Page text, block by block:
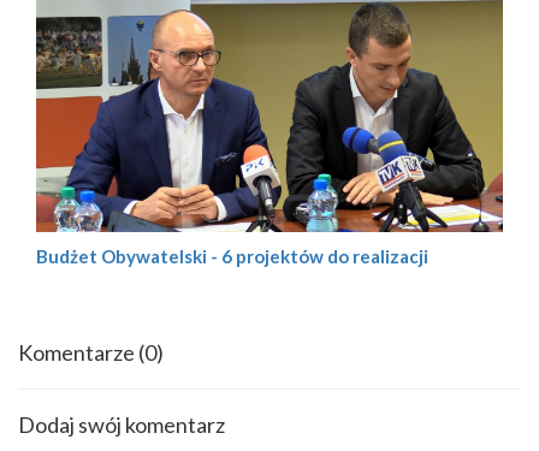
Budżet Obywatelski - 6 projektów do realizacji
Komentarze (0)
Dodaj swój komentarz